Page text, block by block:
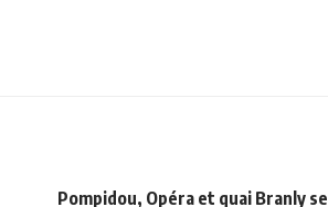
Pompidou, Opéra et quai Branly se